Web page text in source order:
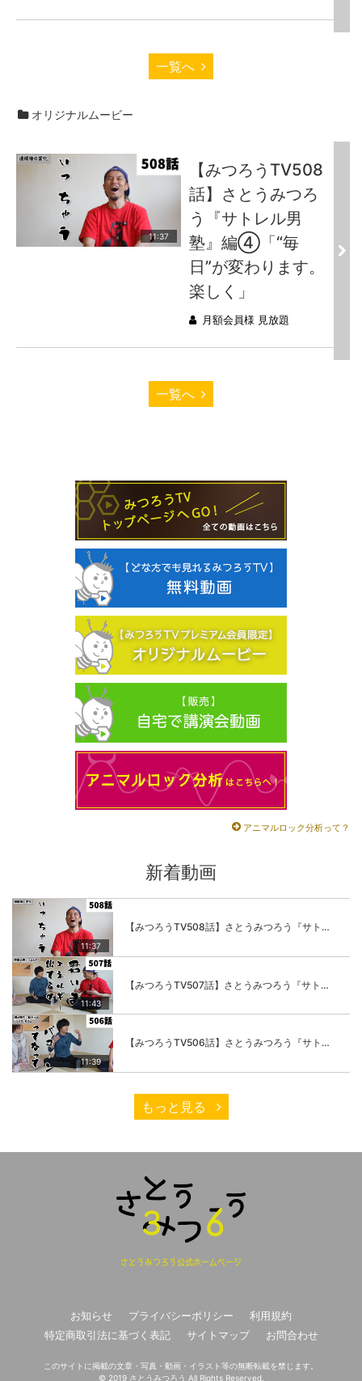
一覧へ
オリジナルムービー
11:37
【みつろうTV508
話】さとうみつろ
う『サトレル男
塾』編④「“毎
日”が変わります。
楽しく」
月額会員様 見放題
一覧へ
アニマルロック分析って？
新着動画
11:37
【みつろうTV508話】さとうみつろう『サトレル男塾』編④「“毎日”が変わります。楽しく」
11:43
【みつろうTV507話】さとうみつろう『サトレル男塾』編③「快楽は“自分のカラダの内側”にしかない」
11:39
【みつろうTV506話】さとうみつろう『サトレル男塾』編②「不思議な棒をお尻に…」
もっと見る
さとうみつろう公式ホームページ
お知らせ プライバシーポリシー
利用規約
特定商取引法に基づく表記
サイトマップ お問合わせ
このサイトに掲載の文章・写真・動画・イラスト等の無断転載を禁じます。
© 2019 さとうみつろう All Rights Reserved.